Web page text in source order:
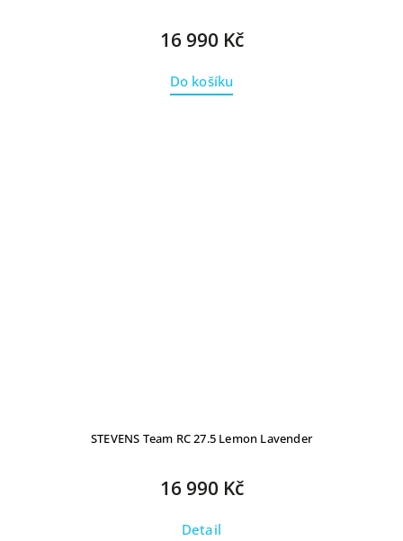
16 990 Kč
Do košíku
STEVENS Team RC 27.5 Lemon Lavender
16 990 Kč
Detail